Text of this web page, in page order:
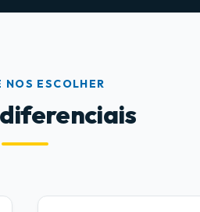
NOS ESCOLHER